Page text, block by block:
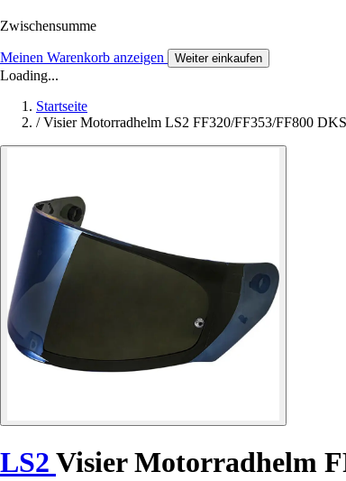
Zwischensumme
Meinen Warenkorb anzeigen Weiter einkaufen
Loading...
Startseite
/ Visier Motorradhelm LS2 FF320/FF353/FF800
LS2 Visier Motorradhelm